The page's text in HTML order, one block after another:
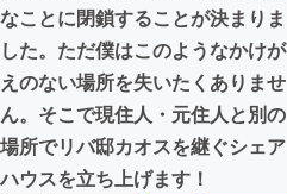
なことに閉鎖することが決まりま
した。ただ僕はこのようなかけが
えのない場所を失いたくありませ
ん。そこで現住人・元住人と別の
場所でリバ邸カオスを継ぐシェア
ハウスを立ち上げます！